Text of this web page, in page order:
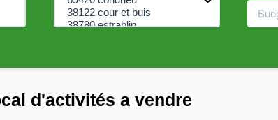
d'activités a vendre